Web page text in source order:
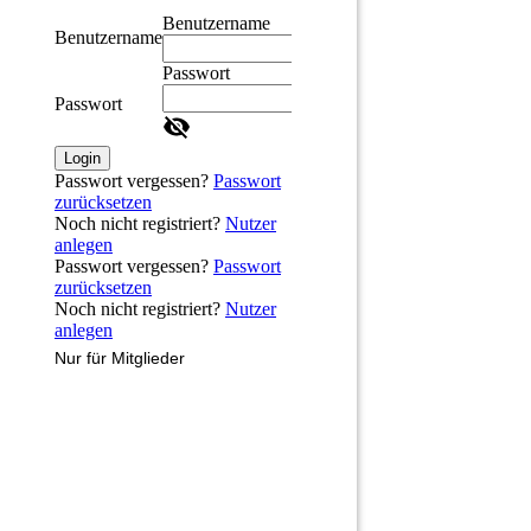
Benutzername
Benutzername
Passwort
Passwort
Login
Passwort vergessen? Passwort
zurücksetzen
Noch nicht registriert? Nutzer
anlegen
Passwort vergessen? Passwort
zurücksetzen
Noch nicht registriert? Nutzer
anlegen
Nur für Mitglieder